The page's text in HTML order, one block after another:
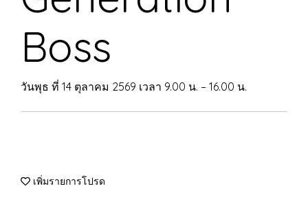
Boss
วันพุธ ที่ 14 ตุลาคม 2569 เวลา 9.00 น. – 16.00 น.
เพิ่มรายการโปรด